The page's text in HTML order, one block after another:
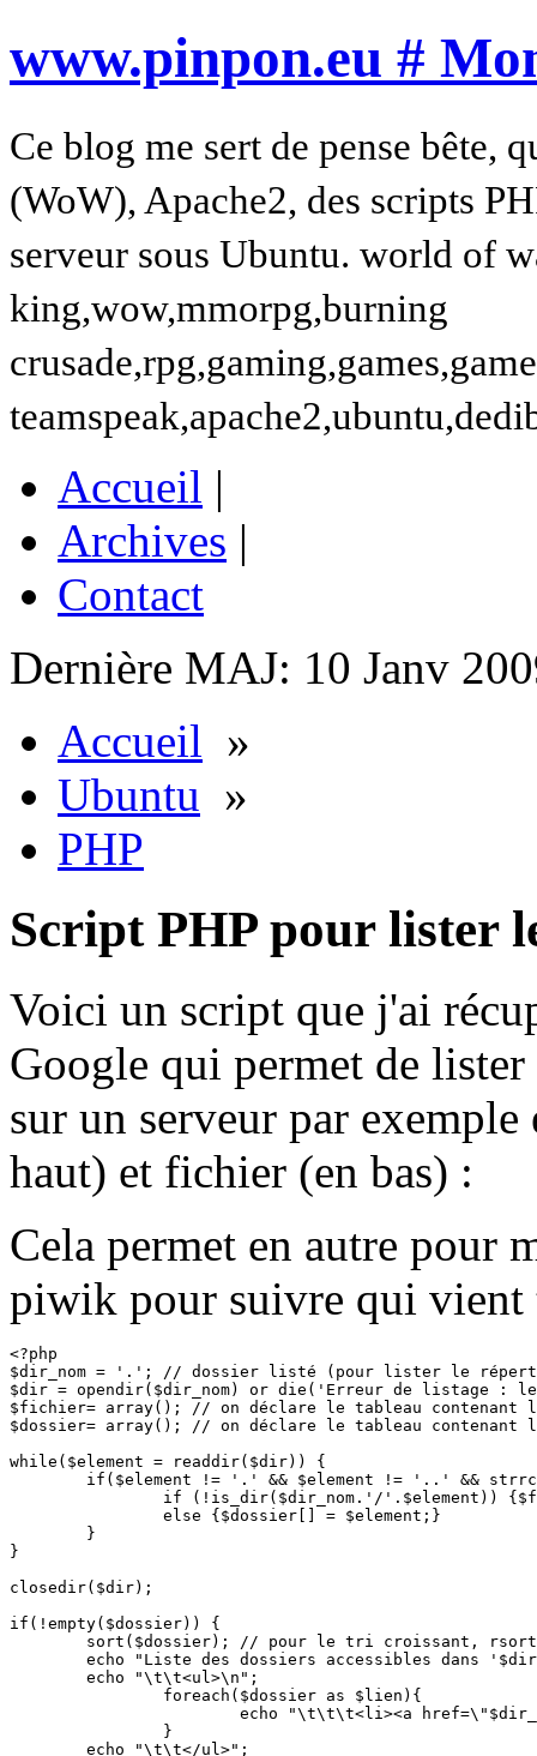
www.pinpon.eu #
Ce blog me sert de pense bête,
(WoW), Apache2, des scripts
serveur sous Ubuntu. world of
king,wow,mmorpg,burning
Accueil |
Archives |
Contact
Dernière MAJ: 10 Janv
Accueil »
Ubuntu »
PHP
Script PHP pour lister
Voici un script que j'ai
Google qui permet de
sur un serveur par
haut) et fichier (en bas) :
Cela permet en autre pour
piwik pour suivre qui vient
<?php
$dir_nom = '.'; // dossier listé (pour lister le
$dir = opendir($dir_nom) or die('Erreur de listage :
$fichier= array(); // on déclare le tableau contenant
$dossier= array(); // on déclare le tableau contenant
while($element = readdir($dir)) {
}
closedir($dir);
if(!empty($dossier)) {